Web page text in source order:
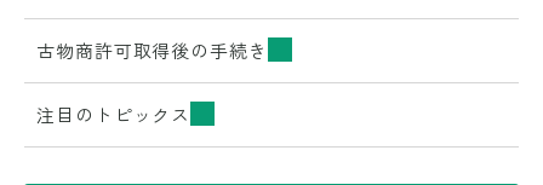
古物商許可取得後の手続き
注目のトピックス